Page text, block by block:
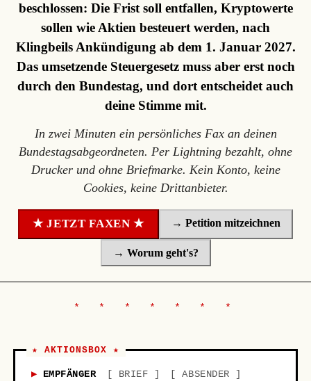
beschlossen: Die Frist soll entfallen, Kryptowerte
sollen wie Aktien besteuert werden, nach
Klingbeils Ankündigung ab dem 1. Januar 2027.
Das umsetzende Steuergesetz muss aber erst noch
durch den Bundestag, und dort entscheidet auch
deine Stimme mit.
In zwei Minuten ein persönliches Fax an deinen
Bundestagsabgeordneten. Per Lightning bezahlt, ohne
Drucker und ohne Briefmarke. Kein Konto, keine
Cookies, keine Drittanbieter.
★ JETZT FAXEN ★ → Petition mitzeichnen
→ Worum geht's?
★ AKTIONSBOX ★
EMPFÄNGER BRIEF
ABSENDER